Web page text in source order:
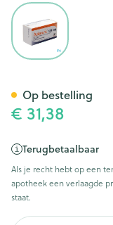
View larger
€ 31,38
Terugbetaalbaar
Als je recht hebt op een
apotheek een verlaagde
staat.
Op bestelling